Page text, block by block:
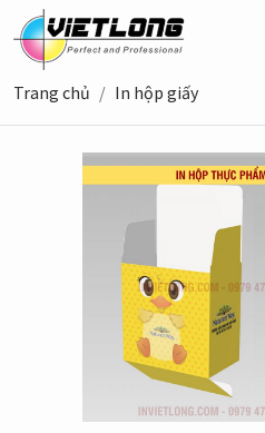
Trang chủ In hộp giấy